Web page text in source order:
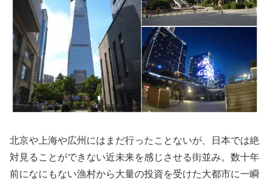
北京や上海や広州にはまだ行ったことないが、日本では絶
対見ることができない近未来を感じさせる街並み。数十年
前になにもない漁村から大量の投資を受けた大都市に一瞬